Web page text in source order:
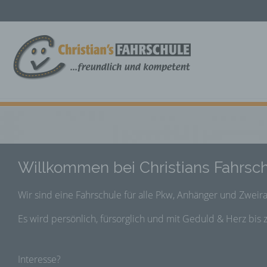
Willkommen bei Christians
Wir sind eine Fahrschule für alle Pkw, Anhänger und
Es wird persönlich, fürsorglich und mit Geduld & Herz bis
Interesse?